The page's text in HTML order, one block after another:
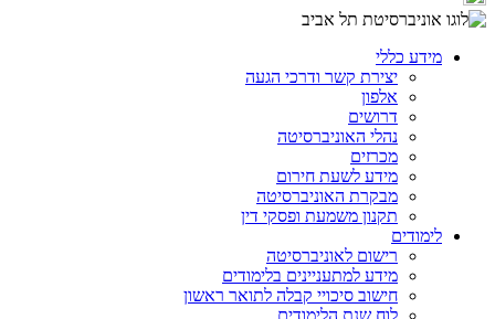
מידע כללי
יצירת קשר ודרכי הגעה
אלפון
דרושים
נהלי האוניברסיטה
מכרזים
מידע לשעת חירום
מבקרת האוניברסיטה
תקנון משמעת ופסקי דין
לימודים
רישום לאוניברסיטה
מידע למתעניינים בלימודים
חישוב סיכויי קבלה לתואר ראשון